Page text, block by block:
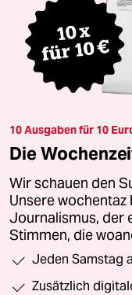
10 Ausgaben für 10
Die
Wir schauen den
Unsere
Journalismus, der
Stimmen, die
Jeden Samstag
Zusätzlich